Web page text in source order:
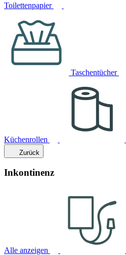
Toilettenpapier
Taschentücher
Küchenrollen
Zurück
Inkontinenz
Alle anzeigen